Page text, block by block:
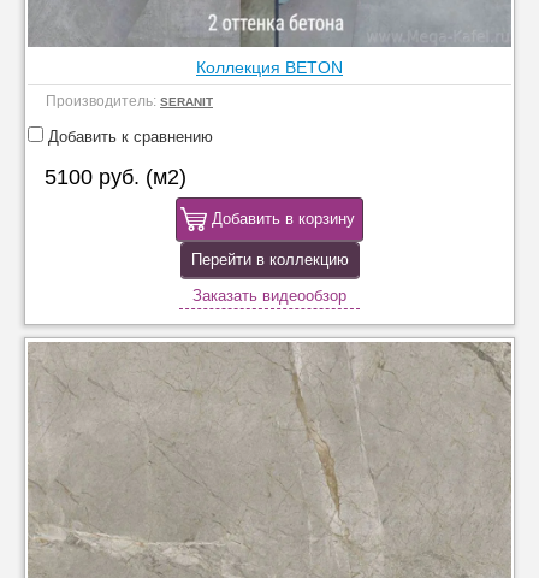
Коллекция BETON
Производитель: SERANIT
Добавить к сравнению
5100 руб. (м2)
Добавить в корзину
Перейти в коллекцию
Заказать видеообзор